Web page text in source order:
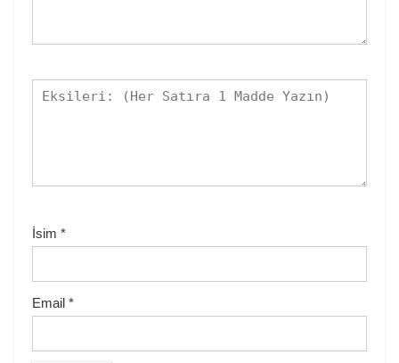
İsim *
Email *